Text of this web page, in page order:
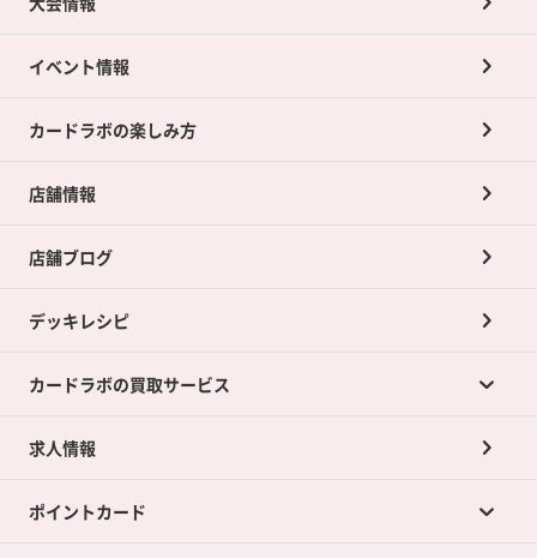
イベント情報
カードラボの楽しみ方
店舗情報
店舗ブログ
デッキレシピ
カードラボの買取サービス
カードラボの買取サービスTOP
店舗買取について
求人情報
ポイントカード